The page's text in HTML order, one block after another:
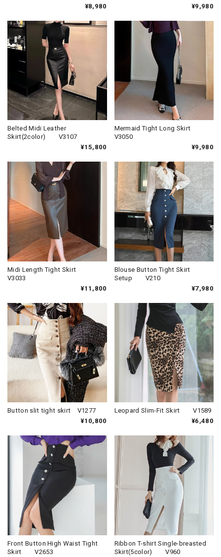
¥8,980
¥9,980
Belted Midi Leather
Skirt(2color) V3107
¥15,800
Mermaid Tight Long Skirt
V3050
¥9,980
Midi Length Tight Skirt
V3033
¥11,800
Blouse Button Tight Skirt
Setup V210
¥7,980
Button slit tight skirt V1277
¥10,800
Leopard Slim-Fit Skirt V1589
¥6,480
Front Button High Waist Tight
Skirt V2653
Ribbon T-shirt Single-breasted
Skirt(5color) V960